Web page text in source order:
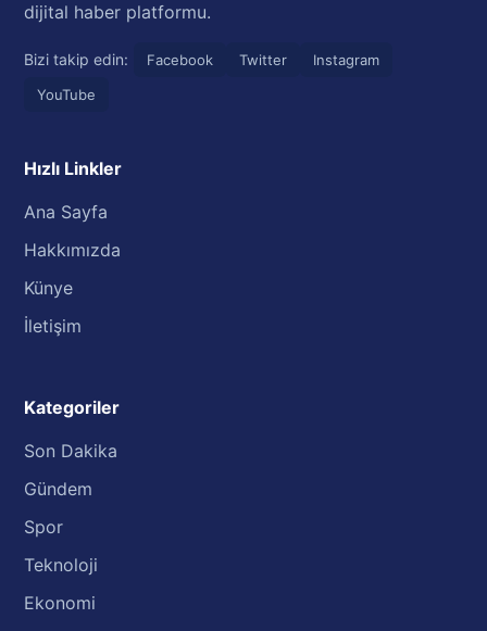
dijital haber platformu.
Bizi takip edin: Facebook Twitter
Instagram
YouTube
Hızlı Linkler
Ana Sayfa
Hakkımızda
Künye
İletişim
Kategoriler
Son Dakika
Gündem
Spor
Teknoloji
Ekonomi